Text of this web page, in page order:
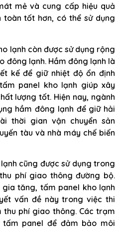
mẻ và cung cấp hiệu quả
tốt hơn, có thể sử dụng
lạnh còn được sử dụng rộng
đông lạnh. Hầm đông lạnh là
kế để giữ nhiệt độ ổn định
panel kho lạnh giúp xây
lượng tốt. Hiện nay, ngành
hầm đông lạnh để giữ hải
thời gian vận chuyển sản
tàu và nhà máy chế biến
cũng được sử dụng trong
phí giao thông đường bộ.
tăng, tấm panel kho lạnh
vấn đề này trong việc thi
phí giao thông. Các trạm
panel để đảm bảo môi